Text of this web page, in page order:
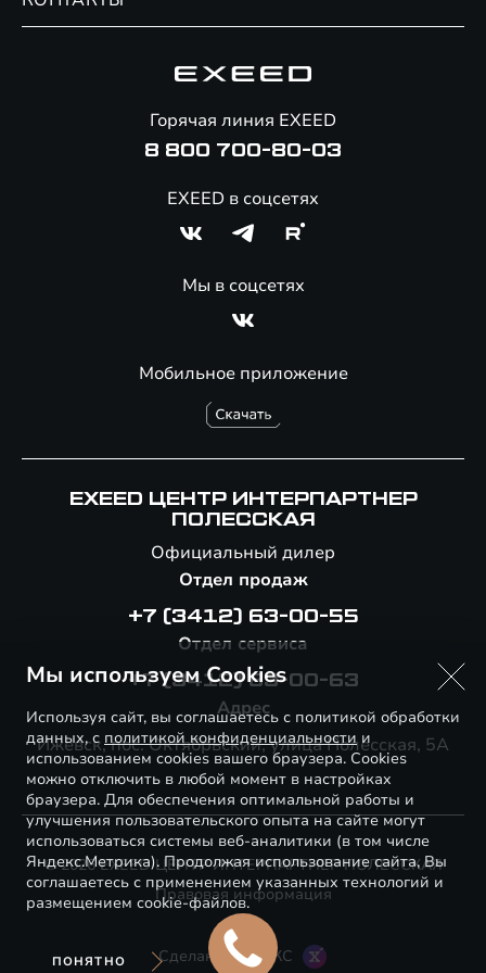
Помощь на дорогах
Мобильное приложение
Горячая линия EXEED
8 800 700-80-03
EXEED в соцсетях
Мы в соцсетях
EXEED ЦЕНТР ИНТЕРПАРТНЕР
ПОЛЕССКАЯ
Официальный дилер
Отдел продаж
+7 (3412) 63-00-55
Отдел сервиса
+7 (3412) 63-00-63
Адрес
Ижевск, пос. Октябрьский, улица Полесская, 5А
© 2026 EXEED ЦЕНТР ИНТЕРПАРТНЕР ПОЛЕССКАЯ
Правовая информация
Сделано в ПЕРКС
Мы используем Cookies
Используя сайт, вы соглашаетесь с политикой обработки
данных, с политикой конфиденциальностии
использованием cookies вашего браузера. Cookies
можно отключить в любой момент в настройках
браузера. Для обеспечения оптимальной работы и
улучшения пользовательского опыта на сайте могут
использоваться системы веб-аналитики (в том числе
Яндекс.Метрика). Продолжая использование сайта, Вы
соглашаетесь с применением указанных технологий и
размещением cookie-файлов.
ПОНЯТНО